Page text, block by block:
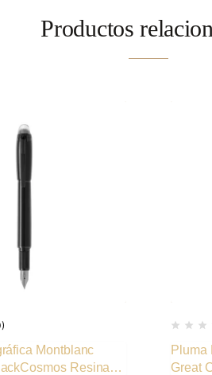
Productos
Montblanc
Resina
Pluma
Great